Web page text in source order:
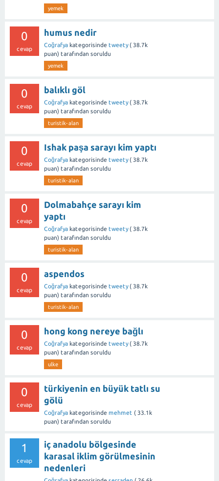
yemek
0
cevap
humus nedir
Coğrafya kategorisinde tweety ( 38.7k
puan) tarafından soruldu
yemek
0
cevap
balıklı göl
Coğrafya kategorisinde tweety ( 38.7k
puan) tarafından soruldu
turistik-alan
0
cevap
Ishak paşa sarayı kim yaptı
Coğrafya kategorisinde tweety ( 38.7k
puan) tarafından soruldu
turistik-alan
0
cevap
Dolmabahçe sarayı kim
yaptı
Coğrafya kategorisinde tweety ( 38.7k
puan) tarafından soruldu
turistik-alan
0
cevap
aspendos
Coğrafya kategorisinde tweety ( 38.7k
puan) tarafından soruldu
turistik-alan
0
cevap
hong kong nereye bağlı
Coğrafya kategorisinde tweety ( 38.7k
puan) tarafından soruldu
ulke
0
cevap
türkiyenin en büyük tatlı su
gölü
Coğrafya kategorisinde mehmet ( 33.1k
puan) tarafından soruldu
1
cevap
iç anadolu bölgesinde
karasal iklim görülmesinin
nedenleri